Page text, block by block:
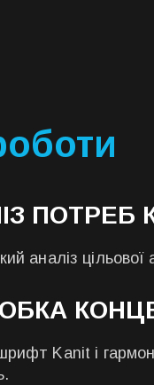
ПОТРЕБ
аналіз цільової
Kanit і